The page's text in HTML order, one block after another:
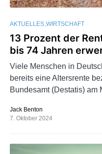
AKTUELLES WIRTSCHAFT
13 Prozent der
bis 74 Jahren
Viele Menschen in
bereits eine Altersrente
Bundesamt (Destatis) am
Jack Benton
7. Oktober 2024